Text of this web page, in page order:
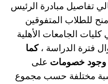
تفاصيل مبادرة الرئيس
للطلاب المتفوقين
كليات الجامعات الأهلية
فترة الدراسة ،كما
وجود خصومات على
مختلفة حسب مجموع